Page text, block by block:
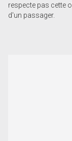
respecte pas cette
d'un passager.